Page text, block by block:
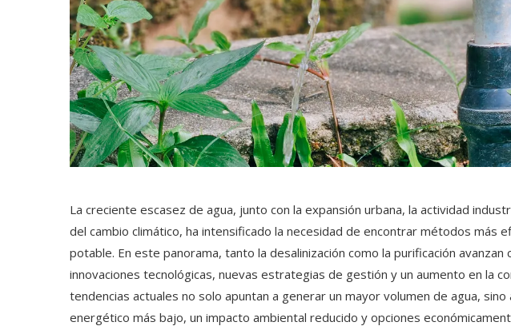
La creciente escasez de agua, junto con la expansión urbana, la actividad
del cambio climático, ha intensificado la necesidad de encontrar métodos más
potable. En este panorama, tanto la desalinización como la purificación
innovaciones tecnológicas, nuevas estrategias de gestión y un aumento en la
tendencias actuales no solo apuntan a generar un mayor volumen de agua, sino
energético más bajo, un impacto ambiental reducido y opciones